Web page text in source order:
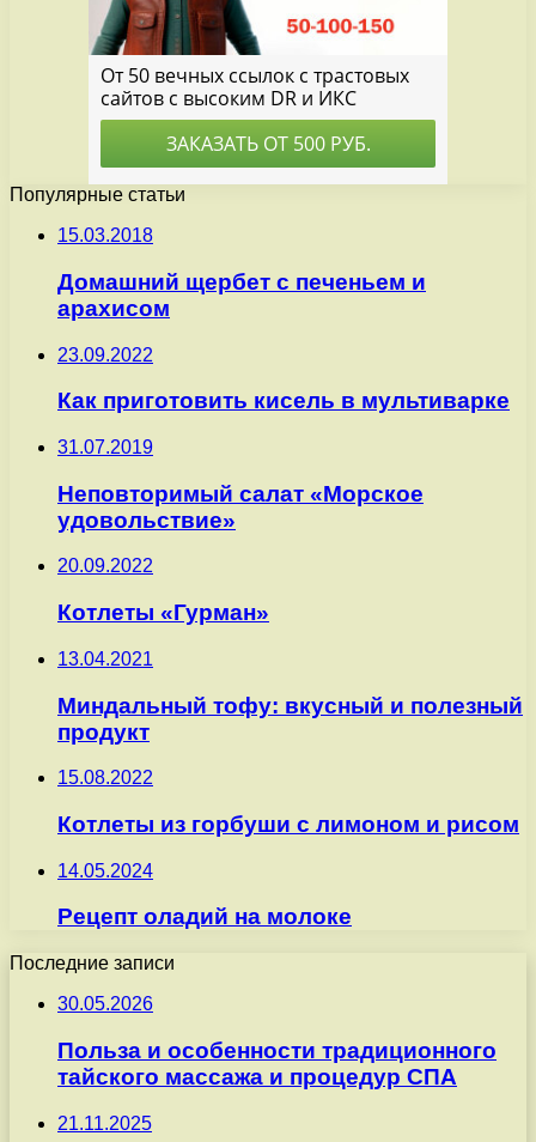
Популярные статьи
15.03.2018
Домашний щербет с печеньем и
арахисом
23.09.2022
Как приготовить кисель в мультиварке
31.07.2019
Неповторимый салат «Морское
удовольствие»
20.09.2022
Котлеты «Гурман»
13.04.2021
Миндальный тофу: вкусный и полезный
продукт
15.08.2022
Котлеты из горбуши с лимоном и рисом
14.05.2024
Рецепт оладий на молоке
Последние записи
30.05.2026
Польза и особенности традиционного
тайского массажа и процедур СПА
21.11.2025